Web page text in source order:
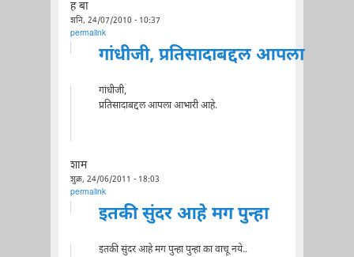
ह बा
शनि, 24/07/2010 - 10:37
permalink
गांधीजी, प्रतिसादाबद्दल आपला
गांधीजी,
प्रतिसादाबद्दल आपला आभारी आहे.
शाम
शुक्र, 24/06/2011 - 18:03
permalink
इतकी सुंदर आहे मग पुन्हा
इतकी सुंदर आहे मग पुन्हा पुन्हा का वाचू नये..